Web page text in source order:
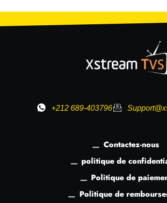
+212 689-403796
Contactez-nous
politique de
Politique de
Politique de